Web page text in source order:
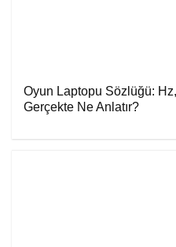
Oyun Laptopu Sözlüğü:
Gerçekte Ne Anlatır?